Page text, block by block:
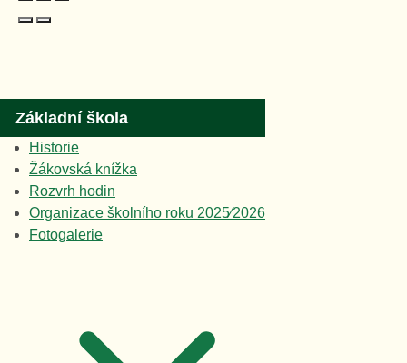
Základní škola
Historie
Žákovská knížka
Rozvrh hodin
Organizace školního roku 2025⁄2026
Fotogalerie